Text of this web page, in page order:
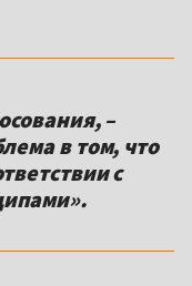
–
в том, что
с